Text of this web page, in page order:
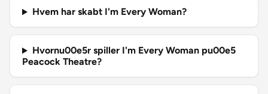
Hvem har skabt I'm Every Woman?
Hvornu00e5r spiller I'm Every Woman pu00e5
Peacock Theatre?